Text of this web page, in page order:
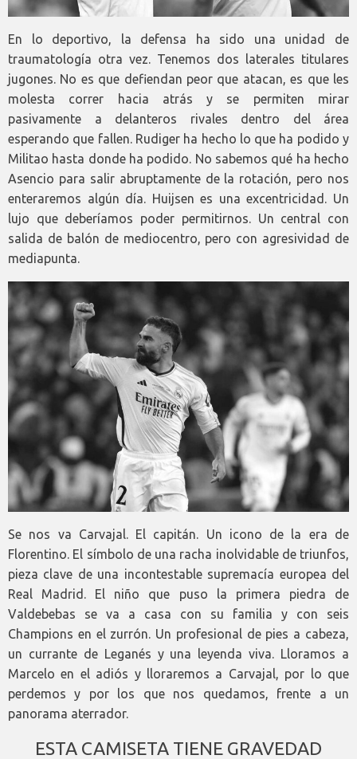
En lo deportivo, la defensa ha sido una unidad de
traumatología otra vez. Tenemos dos laterales titulares
jugones. No es que defiendan peor que atacan, es que les
molesta correr hacia atrás y se permiten mirar
pasivamente a delanteros rivales dentro del área
esperando que fallen. Rudiger ha hecho lo que ha podido y
Militao hasta donde ha podido. No sabemos qué ha hecho
Asencio para salir abruptamente de la rotación, pero nos
enteraremos algún día. Huijsen es una excentricidad. Un
lujo que deberíamos poder permitirnos. Un central con
salida de balón de mediocentro, pero con agresividad de
mediapunta.
Se nos va Carvajal. El capitán. Un icono de la era de
Florentino. El símbolo de una racha inolvidable de triunfos,
pieza clave de una incontestable supremacía europea del
Real Madrid. El niño que puso la primera piedra de
Valdebebas se va a casa con su familia y con seis
Champions en el zurrón. Un profesional de pies a cabeza,
un currante de Leganés y una leyenda viva. Lloramos a
Marcelo en el adiós y lloraremos a Carvajal, por lo que
perdemos y por los que nos quedamos, frente a un
panorama aterrador.
ESTA CAMISETA TIENE GRAVEDAD